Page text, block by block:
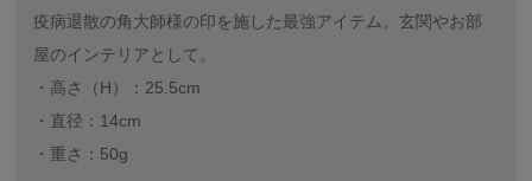
疫病退散の角大師様の印を施した最強アイテム。玄関やお部
屋のインテリアとして。
・高さ（H）：25.5cm
・直径：14cm
・重さ：50g